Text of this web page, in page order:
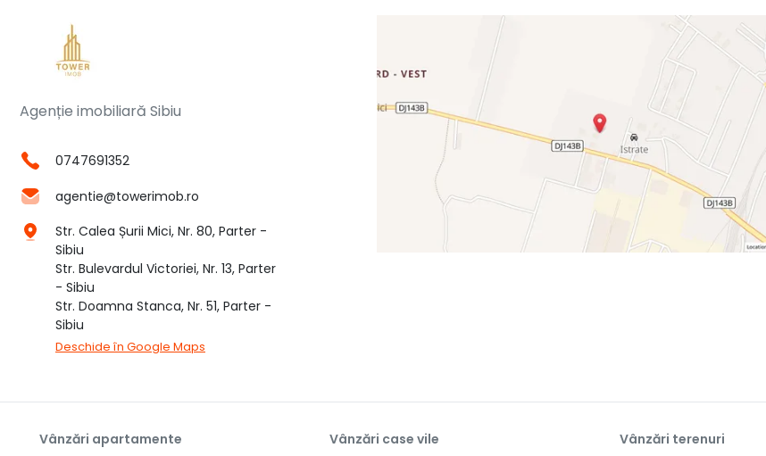
Agenție imobiliară Sibiu
0747691352
agentie@towerimob.ro
Str. Calea Șurii Mici, Nr. 80, Parter -
Sibiu
Str. Bulevardul Victoriei, Nr. 13, Parter
- Sibiu
Str. Doamna Stanca, Nr. 51, Parter -
Sibiu
Deschide în Google Maps
Vânzări apartamente Vânzări case vile Vânzări terenuri